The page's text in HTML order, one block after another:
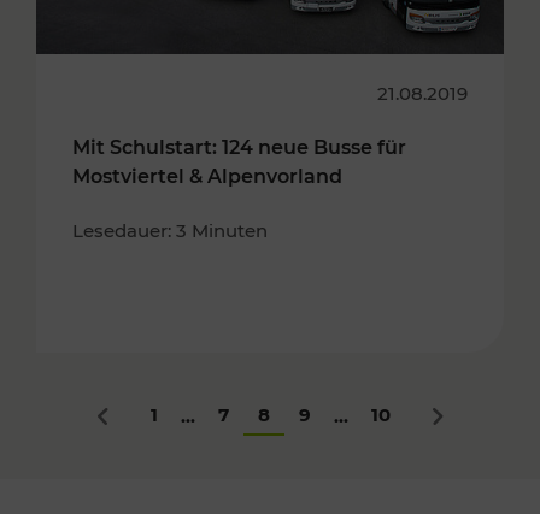
21.08.2019
Mit Schulstart: 124 neue Busse für
Mostviertel & Alpenvorland
Lesedauer: 3 Minuten
Zurück
1 ... 7 8 9 ... 10 Nächstes